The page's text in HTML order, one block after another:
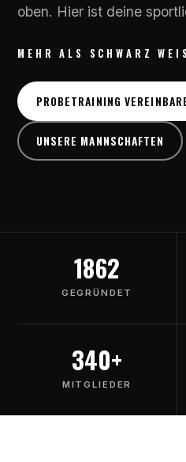
oben. Hier ist deine
MEHR ALS SCHWARZ
PROBETRAINING
UNSERE MANNSCHAFTEN
1862
GEGRÜNDET
340+
MITGLIEDER